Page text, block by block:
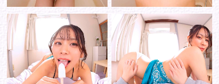
シリーズから選ぶ
ゾーンから選ぶ